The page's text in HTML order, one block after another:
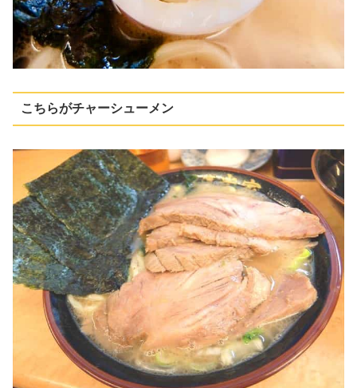
こちらがチャーシューメン